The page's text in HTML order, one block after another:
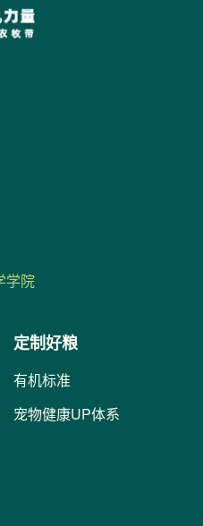
学院
定制好粮
有机标准
宠物健康UP体系